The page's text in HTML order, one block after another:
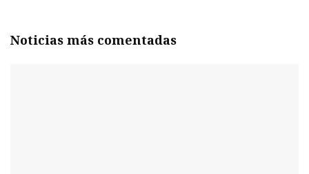
Noticias más comentadas